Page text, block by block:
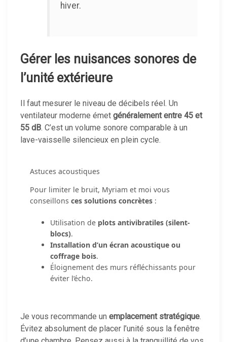
hiver.
Gérer les nuisances sonores de
l’unité extérieure
Il faut mesurer le niveau de décibels réel. Un
ventilateur moderne émet généralement entre 45 et
55 dB. C’est un volume sonore comparable à un
lave-vaisselle silencieux en plein cycle.
Astuces acoustiques
Pour limiter le bruit, Myriam et moi vous
conseillons ces solutions concrètes:
Utilisation de plots antivibratiles (silent-
blocs).
Installation d’un écran acoustique ou
coffrage bois.
Éloignement des murs réfléchissants pour
éviter l’écho.
Je vous recommande un emplacement stratégique.
Évitez absolument de placer l’unité sous la fenêtre